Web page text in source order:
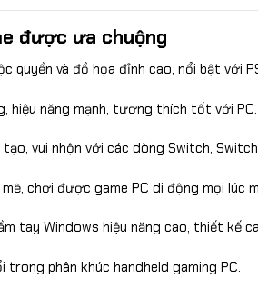
được ưa chuộng
quyền và đồ họa đỉnh cao, nổi bật với
hiệu năng mạnh, tương thích tốt với PC.
vui nhộn với các dòng Switch, Switch
chơi được game PC di động mọi lúc
tay Windows hiệu năng cao, thiết kế
trong phân khúc handheld gaming PC.